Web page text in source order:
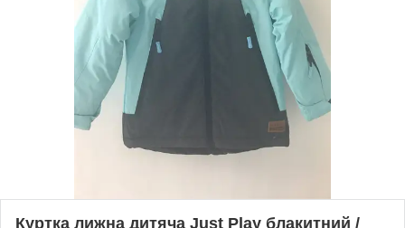
Куртка лижна дитяча Just Play блакитний /